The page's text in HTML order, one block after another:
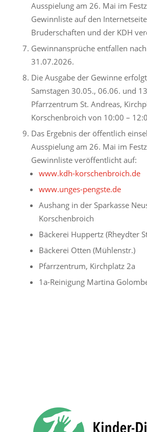
Ausspielung am 26. Mai im
Gewinnliste auf den
Bruderschaften und der KDH
Gewinnansprüche entfallen
31.07.2026.
Die Ausgabe der Gewinne
Samstagen 30.05., 06.06. und
Pfarrzentrum St. Andreas,
Korschenbroich von 10:00 –
Das Ergebnis der öffentlich
Ausspielung am 26. Mai im
Gewinnliste veröffentlicht auf:
www.kdh-korschenbroich.de
www.unges-pengste.de
Aushang in der Sparkasse
Korschenbroich
Bäckerei Huppertz (Rheydter
Bäckerei Otten (Mühlenstr.)
Pfarrzentrum, Kirchplatz 2a
1a-Reinigung Martina